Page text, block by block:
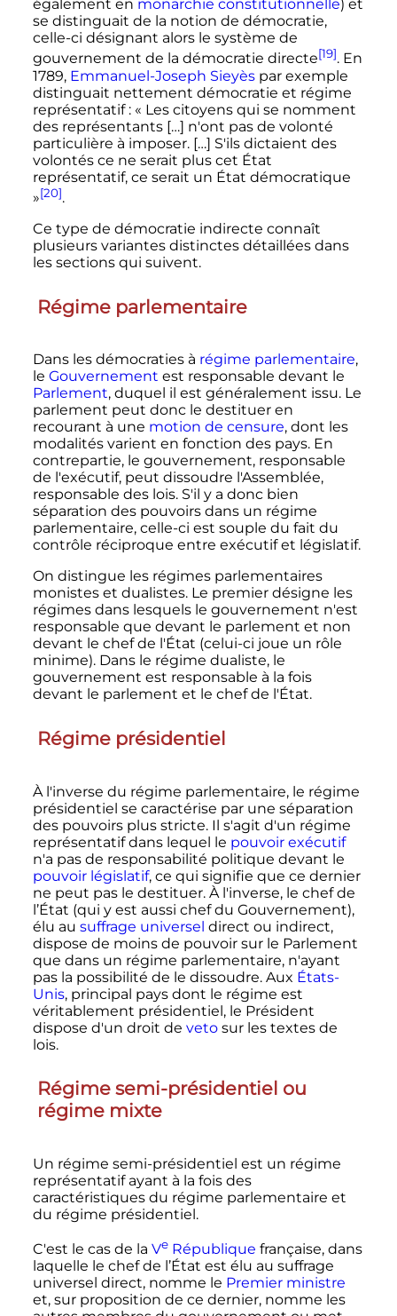
également en monarchie constitutionnelle) et
se distinguait de la notion de démocratie,
celle-ci désignant alors le système de
gouvernement de la démocratie directe[19]. En
1789, Emmanuel-Joseph Sieyèspar exemple
distinguait nettement démocratie et régime
représentatif : « Les citoyens qui se nomment
des représentants […] n'ont pas de volonté
particulière à imposer. […] S'ils dictaient des
volontés ce ne serait plus cet État
représentatif, ce serait un État démocratique
»[20].
Ce type de démocratie indirecte connaît
plusieurs variantes distinctes détaillées dans
les sections qui suivent.
Régime parlementaire
Dans les démocraties à régime parlementaire,
le Gouvernement est responsable devant le
Parlement, duquel il est généralement issu. Le
parlement peut donc le destituer en
recourant à une motion de censure, dont les
modalités varient en fonction des pays. En
contrepartie, le gouvernement, responsable
de l'exécutif, peut dissoudre l'Assemblée,
responsable des lois. S'il y a donc bien
séparation des pouvoirs dans un régime
parlementaire, celle-ci est souple du fait du
contrôle réciproque entre exécutif et législatif.
On distingue les régimes parlementaires
monistes et dualistes. Le premier désigne les
régimes dans lesquels le gouvernement n'est
responsable que devant le parlement et non
devant le chef de l'État (celui-ci joue un rôle
minime). Dans le régime dualiste, le
gouvernement est responsable à la fois
devant le parlement et le chef de l'État.
Régime présidentiel
À l'inverse du régime parlementaire, le régime
présidentiel se caractérise par une séparation
des pouvoirs plus stricte. Il s'agit d'un régime
représentatif dans lequel le pouvoir exécutif
n'a pas de responsabilité politique devant le
pouvoir législatif, ce qui signifie que ce dernier
ne peut pas le destituer. À l'inverse, le chef de
l’État (qui y est aussi chef du Gouvernement),
élu au suffrage universel direct ou indirect,
dispose de moins de pouvoir sur le Parlement
que dans un régime parlementaire, n'ayant
pas la possibilité de le dissoudre. Aux États-
Unis, principal pays dont le régime est
véritablement présidentiel, le Président
dispose d'un droit de vetosur les textes de
lois.
Régime semi-présidentiel ou
régime mixte
Un régime semi-présidentiel est un régime
représentatif ayant à la fois des
caractéristiques du régime parlementaire et
du régime présidentiel.
C'est le cas de la VeRépublique française, dans
laquelle le chef de l’État est élu au suffrage
universel direct, nomme le Premier ministre
et, sur proposition de ce dernier, nomme les